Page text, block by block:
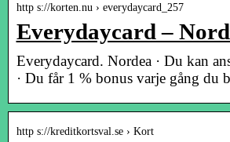
http s://korten.nu › everydaycard_257
Everydaycard –
Everydaycard. Nordea · Du kan
· Du får 1 % bonus varje gång du
http s://kreditkortsval.se › Kort